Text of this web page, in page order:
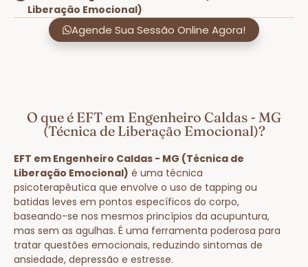
Liberação Emocional)
Agende Sua Sessão Online Agora!
O que é EFT em Engenheiro Caldas - MG
(Técnica de Liberação Emocional)?
EFT em Engenheiro Caldas - MG (Técnica de
Liberação Emocional) é uma técnica
psicoterapêutica que envolve o uso de tapping ou
batidas leves em pontos específicos do corpo,
baseando-se nos mesmos princípios da acupuntura,
mas sem as agulhas. É uma ferramenta poderosa para
tratar questões emocionais, reduzindo sintomas de
ansiedade, depressão e estresse.